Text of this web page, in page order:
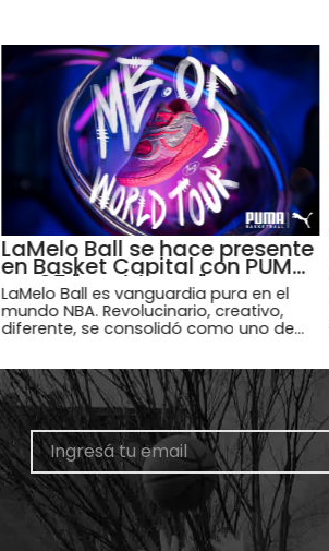
LaMelo Ball se hace presente
en Basket Capital con PUMA
MB.05 "World Tour"
LaMelo Ball es vanguardia pura en el
mundo NBA. Revolucinario, creativo,
diferente, se consolidó como uno de
3.0.